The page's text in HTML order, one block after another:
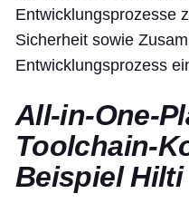
Entwicklungsprozesse
Sicherheit sowie
Entwicklungsprozess
All-in-One-
Toolchain-
Beispiel Hilti